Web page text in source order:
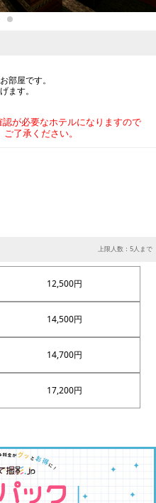
部屋です。
ます。
が必要なホテルになりますので
了承ください。
上限人数：5人まで
12,500円
14,500円
14,700円
17,200円